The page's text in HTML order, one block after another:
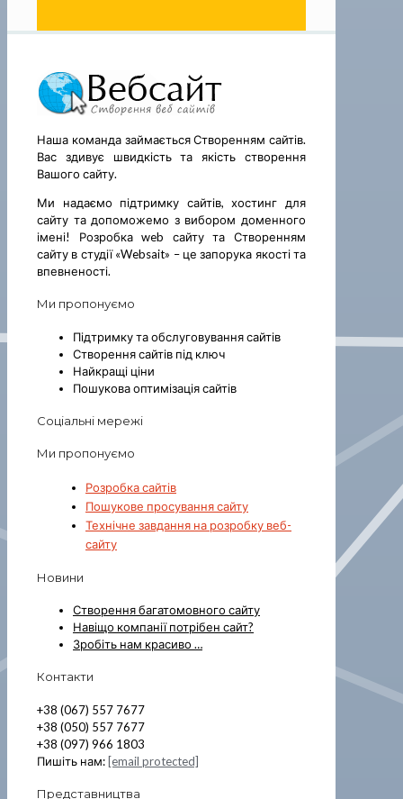
Наша команда займається Створенням сайтів.
Вас здивує швидкість та якість створення
Вашого сайту.
Ми надаємо підтримку сайтів, хостинг для
сайту та допоможемо з вибором доменного
імені! Розробка web сайту та Створенням
сайту в студії «Websait» – це запорука якості та
впевненості.
Ми пропонуємо
Підтримку та обслуговування сайтів
Створення сайтів під ключ
Найкращі ціни
Пошукова оптимізація сайтів
Соціальні мережі
Ми пропонуємо
Розробка сайтів
Пошукове просування сайту
Технічне завдання на розробку веб-
сайту
Новини
Створення багатомовного сайту
Навіщо компанії потрібен сайт?
Зробіть нам красиво …
Контакти
+38 (067) 557 7677
+38 (050) 557 7677
+38 (097) 966 1803
Пишіть нам: [email protected]
Представництва